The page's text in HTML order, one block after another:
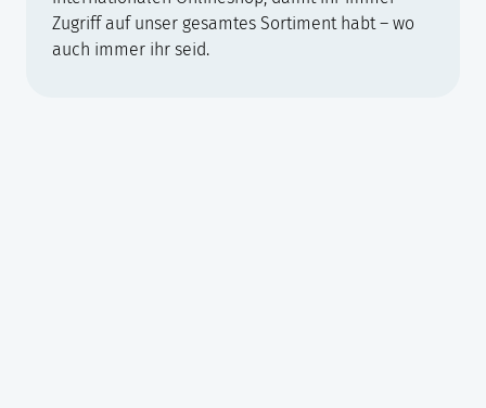
Zugriff auf unser gesamtes Sortiment habt – wo
auch immer ihr seid.